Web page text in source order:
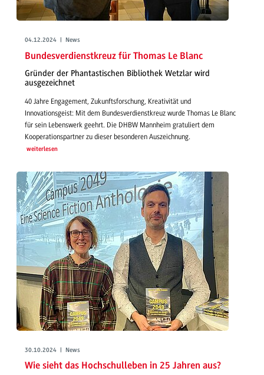
04.12.2024 | News
Bundesverdienstkreuz für Thomas Le Blanc
Gründer der Phantastischen Bibliothek Wetzlar wird
ausgezeichnet
40 Jahre Engagement, Zukunftsforschung, Kreativität und
Innovationsgeist: Mit dem Bundesverdienstkreuz wurde Thomas Le Blanc
für sein Lebenswerk geehrt. Die DHBW Mannheim gratuliert dem
Kooperationspartner zu dieser besonderen Auszeichnung.
weiterlesen
30.10.2024 | News
Wie sieht das Hochschulleben in 25 Jahren aus?